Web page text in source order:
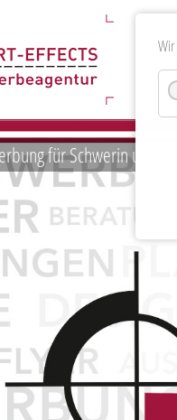
für Schwerin und MV